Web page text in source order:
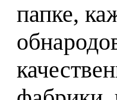
папке,